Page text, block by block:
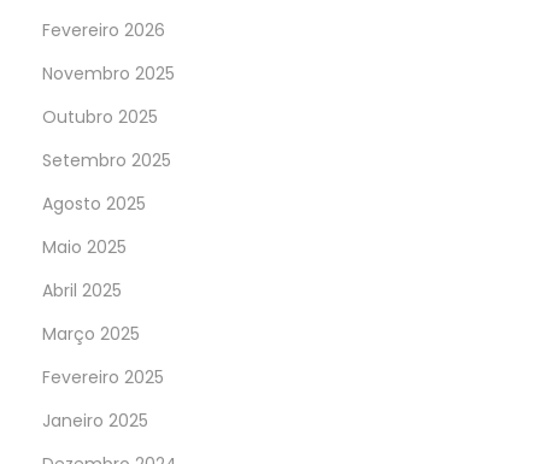
Fevereiro 2026
Novembro 2025
Outubro 2025
Setembro 2025
Agosto 2025
Maio 2025
Abril 2025
Março 2025
Fevereiro 2025
Janeiro 2025